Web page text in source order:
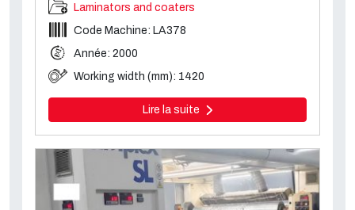
Laminators and coaters
Code Machine: LA378
Année: 2000
Working width (mm): 1420
Lire la suite